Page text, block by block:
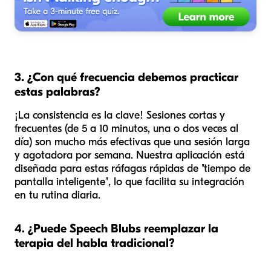
3. ¿Con qué frecuencia debemos practicar
estas palabras?
¡La consistencia es la clave! Sesiones cortas y
frecuentes (de 5 a 10 minutos, una o dos veces al
día) son mucho más efectivas que una sesión larga
y agotadora por semana. Nuestra aplicación está
diseñada para estas ráfagas rápidas de "tiempo de
pantalla inteligente", lo que facilita su integración
en tu rutina diaria.
4. ¿Puede Speech Blubs reemplazar la
terapia del habla tradicional?